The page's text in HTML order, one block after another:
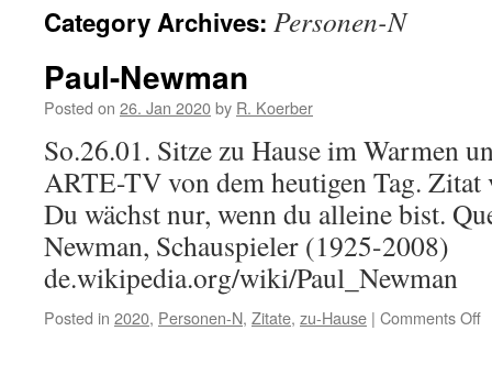
Category Archives: Personen-N
Paul-Newman
Posted on 26. Jan 2020by R. Koerber
So.26.01. Sitze zu Hause im Warmen
ARTE-TV von dem heutigen Tag.
Du wächst nur, wenn du alleine bist.
Newman, Schauspieler (1925-2008)
de.wikipedia.org/wiki/Paul_Newman
Posted in 2020, Personen-N, Zitate, zu-Hause | Comments Off